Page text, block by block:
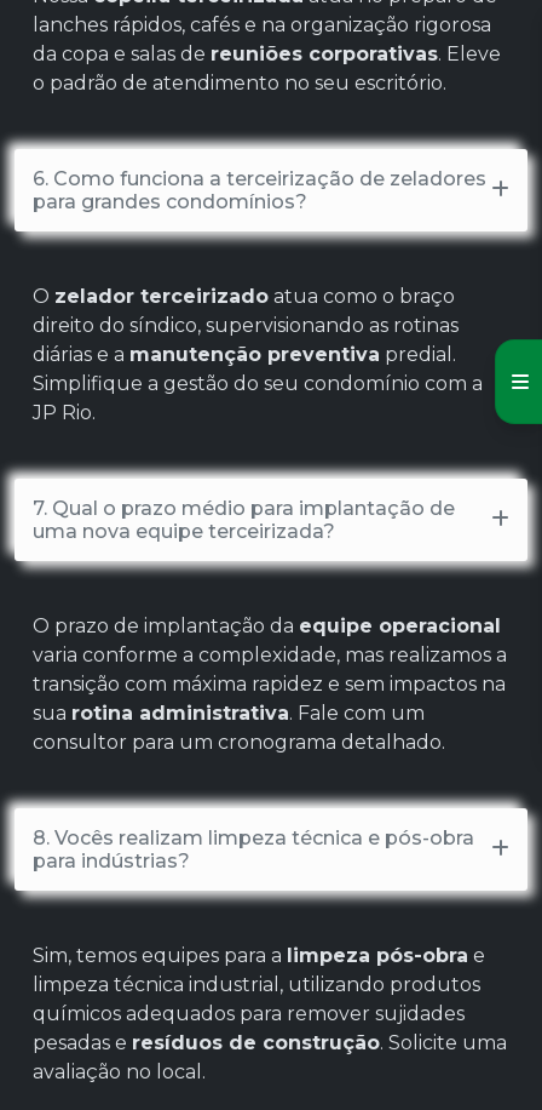
lanches rápidos, cafés e na organização rigorosa
da copa e salas de reuniões corporativas. Eleve
o padrão de atendimento no seu escritório.
6. Como funciona a terceirização de zeladores
para grandes condomínios?
O zelador terceirizado atua como o braço
direito do síndico, supervisionando as rotinas
diárias e a manutenção preventiva predial.
Simplifique a gestão do seu condomínio com a
JP Rio.
7. Qual o prazo médio para implantação de
uma nova equipe terceirizada?
O prazo de implantação da equipe operacional
varia conforme a complexidade, mas realizamos a
transição com máxima rapidez e sem impactos na
sua rotina administrativa. Fale com um
consultor para um cronograma detalhado.
8. Vocês realizam limpeza técnica e pós-obra
para indústrias?
Sim, temos equipes para a limpeza pós-obra e
limpeza técnica industrial, utilizando produtos
químicos adequados para remover sujidades
pesadas e resíduos de construção. Solicite uma
avaliação no local.